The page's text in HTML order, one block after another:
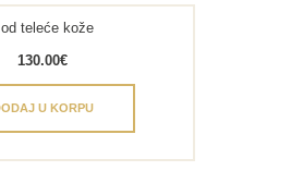
teleće kože
130.00€
U KORPU